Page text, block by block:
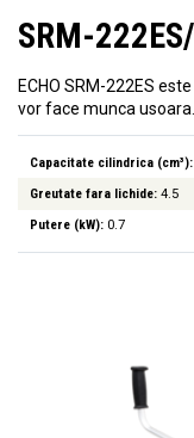
SRM-
ECHO SRM-222ES
vor face munca usoara.
Capacitate cilindrica (cm³):
Greutate fara lichide: 4.5
Putere (kW): 0.7